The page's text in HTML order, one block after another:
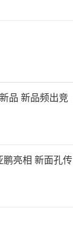
品 新品频出竞
亮相 新面孔传